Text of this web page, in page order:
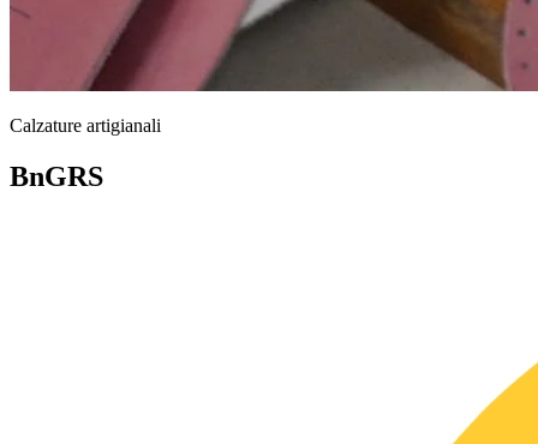
Calzature artigianali
BnGRS